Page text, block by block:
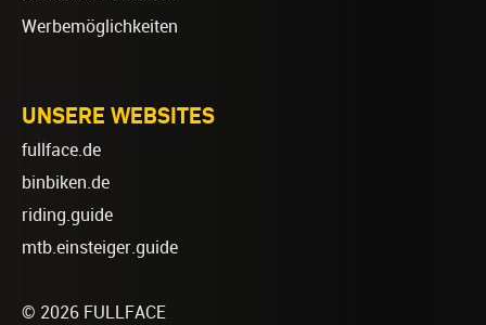
Werbemöglichkeiten
UNSERE WEBSITES
fullface.de
binbiken.de
riding.guide
mtb.einsteiger.guide
© 2026 FULLFACE